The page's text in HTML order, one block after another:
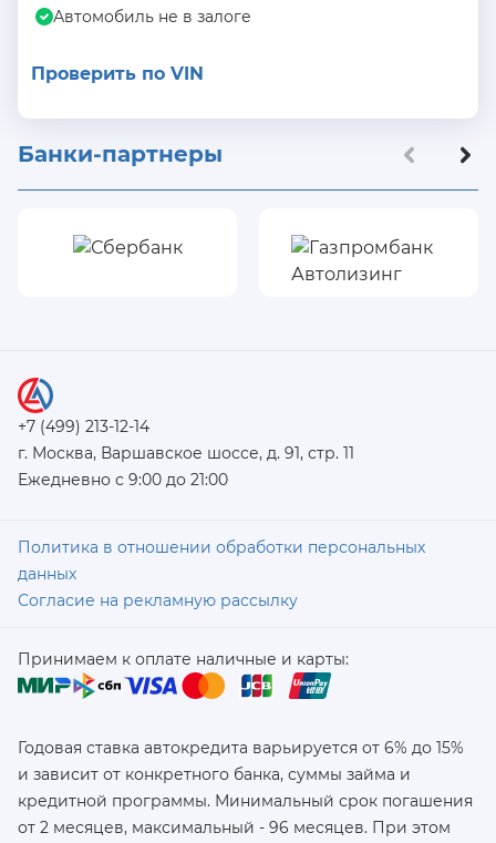
Автомобиль не в залоге
Проверить по VIN
Банки-партнеры
+7 (499) 213-12-14
г. Москва, Варшавское шоссе, д. 91, стр. 11
Ежедневно с 9:00 до 21:00
Политика в отношении обработки персональных
данных
Согласие на рекламную рассылку
Принимаем к оплате наличные и карты:
Годовая ставка автокредита варьируется от 6% до 15%
и зависит от конкретного банка, суммы займа и
кредитной программы. Минимальный срок погашения
от 2 месяцев, максимальный - 96 месяцев. При этом